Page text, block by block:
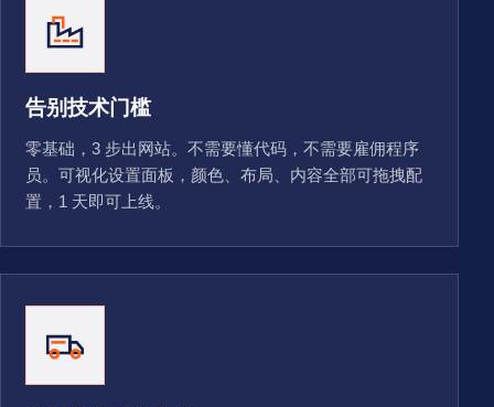
告别技术门槛
零基础，3 步出网站。不需要懂代码，不需要雇佣程序
员。可视化设置面板，颜色、布局、内容全部可拖拽配
置，1 天即可上线。